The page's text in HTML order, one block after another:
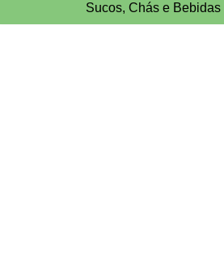
Sucos, Chás e Bebidas